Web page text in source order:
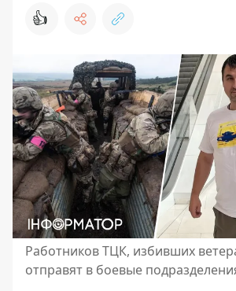
👍
Работников ТЦК, избивших
отправят в боевые